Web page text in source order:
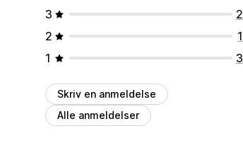
3
2
2
1
1
3
Skriv en anmeldelse
Alle anmeldelser